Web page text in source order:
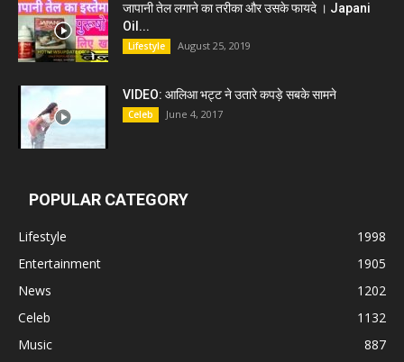
जापानी तेल लगाने का तरीका और उसके फायदे । Japani
Oil...
Lifestyle August 25, 2019
VIDEO: आलिआ भट्ट ने उतारे कपड़े सबके सामने
Celeb June 4, 2017
POPULAR CATEGORY
Lifestyle
1998
Entertainment
1905
News
1202
Celeb
1132
Music
887